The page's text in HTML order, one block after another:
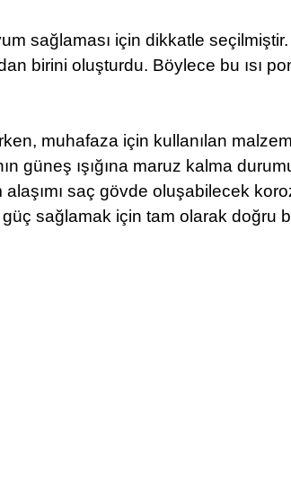
sağlaması için dikkatle
birini oluşturdu. Böylece bu ısı
muhafaza için kullanılan
güneş ışığına maruz kalma
saç gövde oluşabilecek
sağlamak için tam olarak doğru